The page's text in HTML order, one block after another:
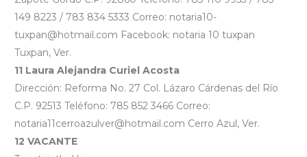
149 8223 / 783 834 5333 Correo: notaria10-
tuxpan@hotmail.com Facebook: notaria 10 tuxpan
Tuxpan, Ver.
11 Laura Alejandra Curiel Acosta
Dirección: Reforma No. 27 Col. Lázaro Cárdenas del Río
C.P. 92513 Teléfono: 785 852 3466 Correo:
notaria11cerroazulver@hotmail.com Cerro Azul, Ver.
12 VACANTE